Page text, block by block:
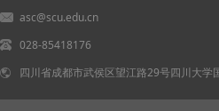
asc@scu.edu.cn
028-85418176
四川省成都市武侯区望江路29号四川大学